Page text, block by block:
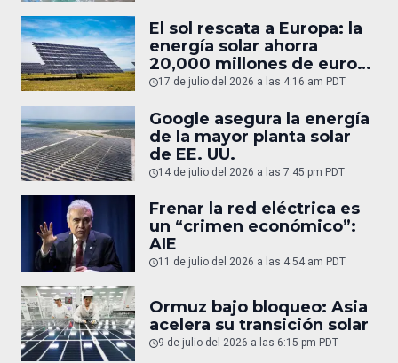
El sol rescata a Europa: la
energía solar ahorra
20,000 millones de euros
en gas
17 de julio del 2026 a las 4:16 am PDT
Google asegura la energía
de la mayor planta solar
de EE. UU.
14 de julio del 2026 a las 7:45 pm PDT
Frenar la red eléctrica es
un “crimen económico”:
AIE
11 de julio del 2026 a las 4:54 am PDT
Ormuz bajo bloqueo: Asia
acelera su transición solar
9 de julio del 2026 a las 6:15 pm PDT